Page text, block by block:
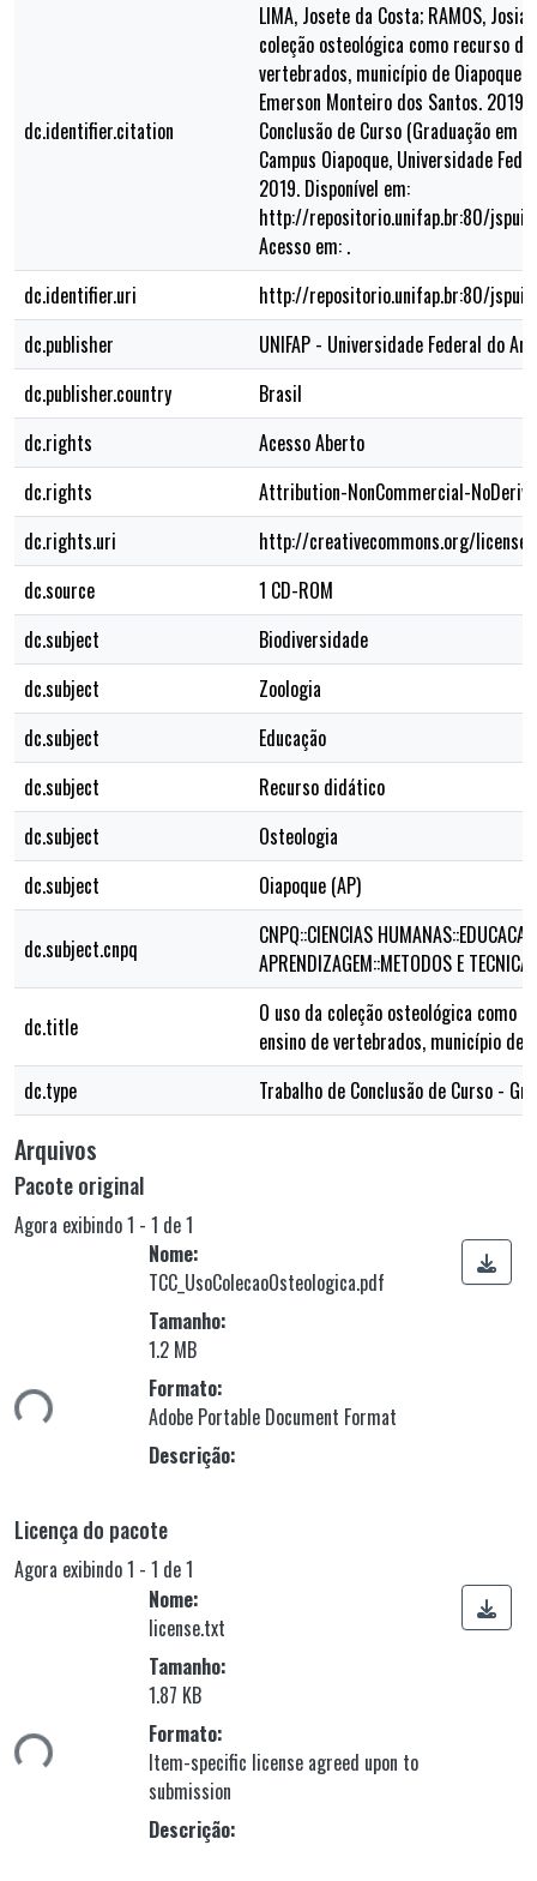
dc.identifier.citation
LIMA, Josete da Costa; RAMOS,
coleção osteológica como recurso
vertebrados, município de Oiapoque,
Emerson Monteiro dos Santos.
Conclusão de Curso (Graduação em
Campus Oiapoque, Universidade
2019. Disponível em:
http://repositorio.unifap.br:80/
Acesso em: .
dc.identifier.uri
http://repositorio.unifap.br:80/
dc.publisher
UNIFAP - Universidade Federal do
dc.publisher.country
Brasil
dc.rights
Acesso Aberto
dc.rights
Attribution-NonCommercial-
dc.rights.uri
http://creativecommons.org/
dc.source
1 CD-ROM
dc.subject
Biodiversidade
dc.subject
Zoologia
dc.subject
Educação
dc.subject
Recurso didático
dc.subject
Osteologia
dc.subject
Oiapoque (AP)
dc.subject.cnpq
CNPQ::CIENCIAS
APRENDIZAGEM::METODOS E
dc.title
O uso da coleção osteológica como
ensino de vertebrados, município de
dc.type
Trabalho de Conclusão de Curso -
Arquivos
Pacote original
Agora exibindo1 - 1 de 1
Nome:
TCC_UsoColecaoOsteologica.pdf
Tamanho:
1.2 MB
Formato:
Adobe Portable Document Format
Descrição:
Licença do pacote
Agora exibindo1 - 1 de 1
Nome:
license.txt
Tamanho:
1.87 KB
Formato:
Item-specific license agreed upon to
submission
Descrição: